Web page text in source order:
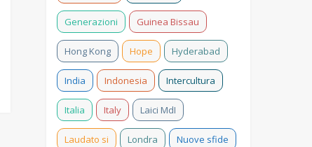
Generazioni Guinea Bissau
Hong Kong Hope Hyderabad
India Indonesia Intercultura
Italia Italy Laici MdI
Laudato si Londra Nuove sfide